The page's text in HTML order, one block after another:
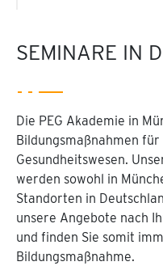
SEMINARE IN
Die PEG Akademie in
Bildungsmaßnahmen
Gesundheitswesen.
werden sowohl in
Standorten in
unsere Angebote nach
und finden Sie somit
Bildungsmaßnahme.